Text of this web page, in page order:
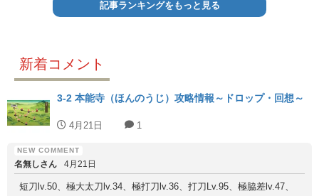
記事ランキングをもっと見る
新着コメント
3-2 本能寺（ほんのうじ）攻略情報～ドロップ・回想～
4月21日 1
名無しさん 4月21日
短刀lv.50、極大太刀lv.34、極打刀lv.36、打刀Lv.95、極脇差lv.47、